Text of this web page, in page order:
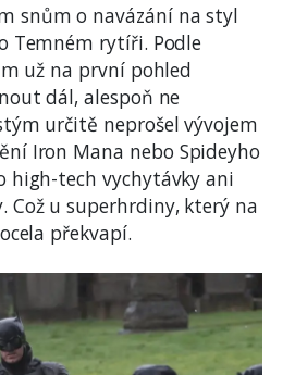
snům o navázání na styl
Temném rytíři. Podle
už na první pohled
dál, alespoň ne
určitě neprošel vývojem
Iron Mana nebo Spideyho
high-tech vychytávky ani
Což u superhrdiny, který na
překvapí.